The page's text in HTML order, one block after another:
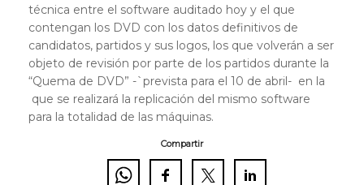
técnica entre el software auditado hoy y el que
contengan los DVD con los datos definitivos de
candidatos, partidos y sus logos, los que volverán a ser
objeto de revisión por parte de los partidos durante la
“Quema de DVD” -`prevista para el 10 de abril- en la
que se realizará la replicación del mismo software
para la totalidad de las máquinas.
Compartir